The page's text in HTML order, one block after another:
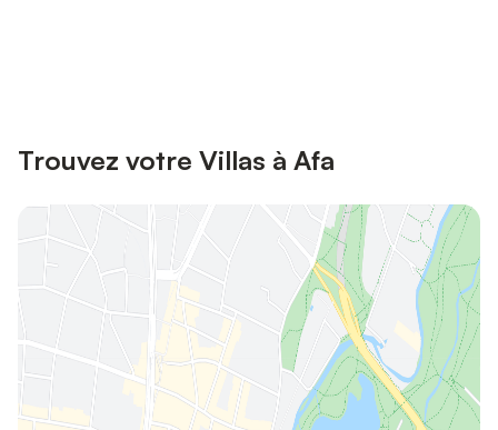
Trouvez votre Villas à Afa